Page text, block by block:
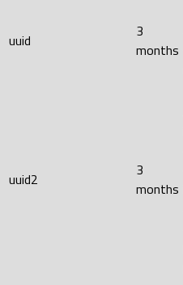
uuid
3
months
uuid2
3
months